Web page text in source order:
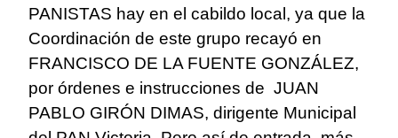
PANISTAS hay en el cabildo local, ya que la
Coordinación de este grupo recayó en
FRANCISCO DE LA FUENTE GONZÁLEZ,
por órdenes e instrucciones de JUAN
PABLO GIRÓN DIMAS, dirigente Municipal